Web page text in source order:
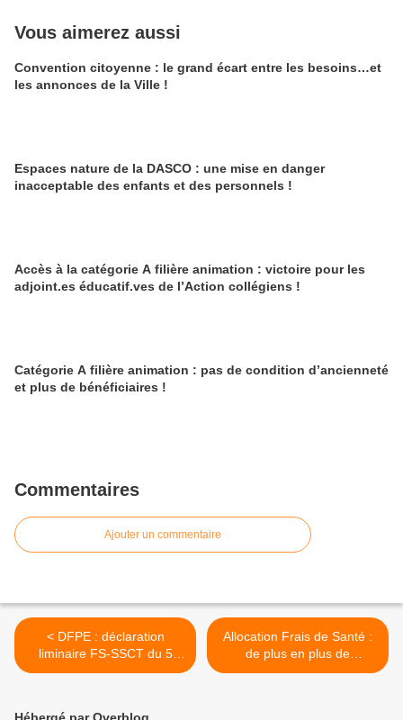
Vous aimerez aussi
Convention citoyenne : le grand écart entre les besoins…et
les annonces de la Ville !
Espaces nature de la DASCO : une mise en danger
inacceptable des enfants et des personnels !
Accès à la catégorie A filière animation : victoire pour les
adjoint.es éducatif.ves de l’Action collégiens !
Catégorie A filière animation : pas de condition d’ancienneté
et plus de bénéficiaires !
Commentaires
Ajouter un commentaire
< DFPE : déclaration
liminaire FS-SSCT du 5
décembre 2025
Allocation Frais de Santé :
de plus en plus de
collègues exclu.es de la
Hébergé par Overblog